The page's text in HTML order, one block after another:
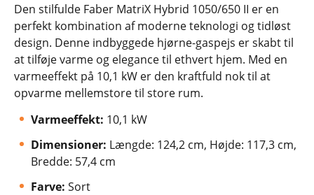
Den stilfulde Faber MatriX Hybrid 1050/650 II er en
perfekt kombination af moderne teknologi og tidløst
design. Denne indbyggede hjørne-gaspejs er skabt til
at tilføje varme og elegance til ethvert hjem. Med en
varmeeffekt på 10,1 kW er den kraftfuld nok til at
opvarme mellemstore til store rum.
Varmeeffekt: 10,1 kW
Dimensioner: Længde: 124,2 cm, Højde: 117,3 cm,
Bredde: 57,4 cm
Farve: Sort